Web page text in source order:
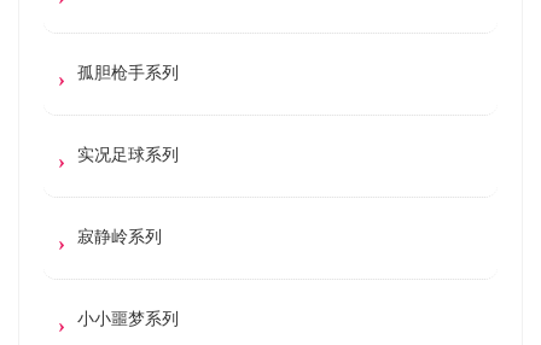
孤胆枪手系列
实况足球系列
寂静岭系列
小小噩梦系列